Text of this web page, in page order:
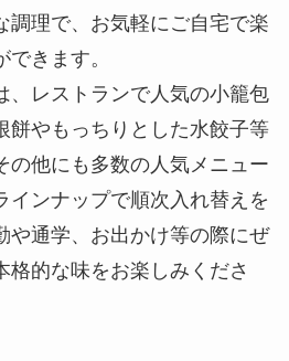
調理で、お気軽にご自宅で楽
きます。
、レストランで人気の小籠包
餅やもっちりとした水餃子等
の他にも多数の人気メニュー
インナップで順次入れ替えを
や通学、お出かけ等の際にぜ
格的な味をお楽しみくださ